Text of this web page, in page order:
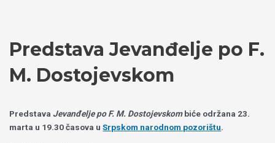
Predstava Jevanđelje po F.
M. Dostojevskom
Predstava Jevanđelje po F. M. Dostojevskombiće održana 23.
marta u 19.30 časova uSrpskom narodnom pozorištu.